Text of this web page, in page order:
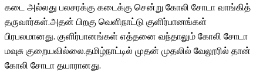
கடை அல்லது பலசரக்கு கடைக்கு சென்று கோலி சோடா வாங்கித்
தருவார்கள்.அதன் பிறகு வெளிநாட்டு குளிர்பானங்கள்
பிரபலமானது. குளிர்பானங்கள் எத்தனை வந்தாலும் கோலி சோடா
மவுசு குறையவில்லை.தமிழ்நாட்டில் முதன் முதலில் வேலூரில் தான்
கோலி சோடா தயாரானது.